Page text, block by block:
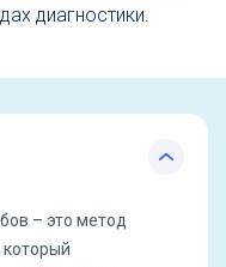
диагностики.
– это метод
который